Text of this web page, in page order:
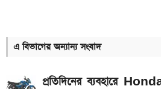
ইন্টার মায়ামি বনাম মন্তের ম্যাচ;
আগামী সপ্তাহেই সুখবর, বেতন-
Bajaj Pulsar N160 S ও
এ বিভাগের অন্যান্য সংবাদ
প্রতিদিনের ব্যবহারে